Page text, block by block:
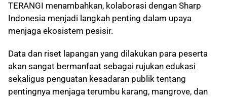
TERANGI menambahkan, kolaborasi dengan Sharp
Indonesia menjadi langkah penting dalam upaya
menjaga ekosistem pesisir.
Data dan riset lapangan yang dilakukan para peserta
akan sangat bermanfaat sebagai rujukan edukasi
sekaligus penguatan kesadaran publik tentang
pentingnya menjaga terumbu karang, mangrove, dan